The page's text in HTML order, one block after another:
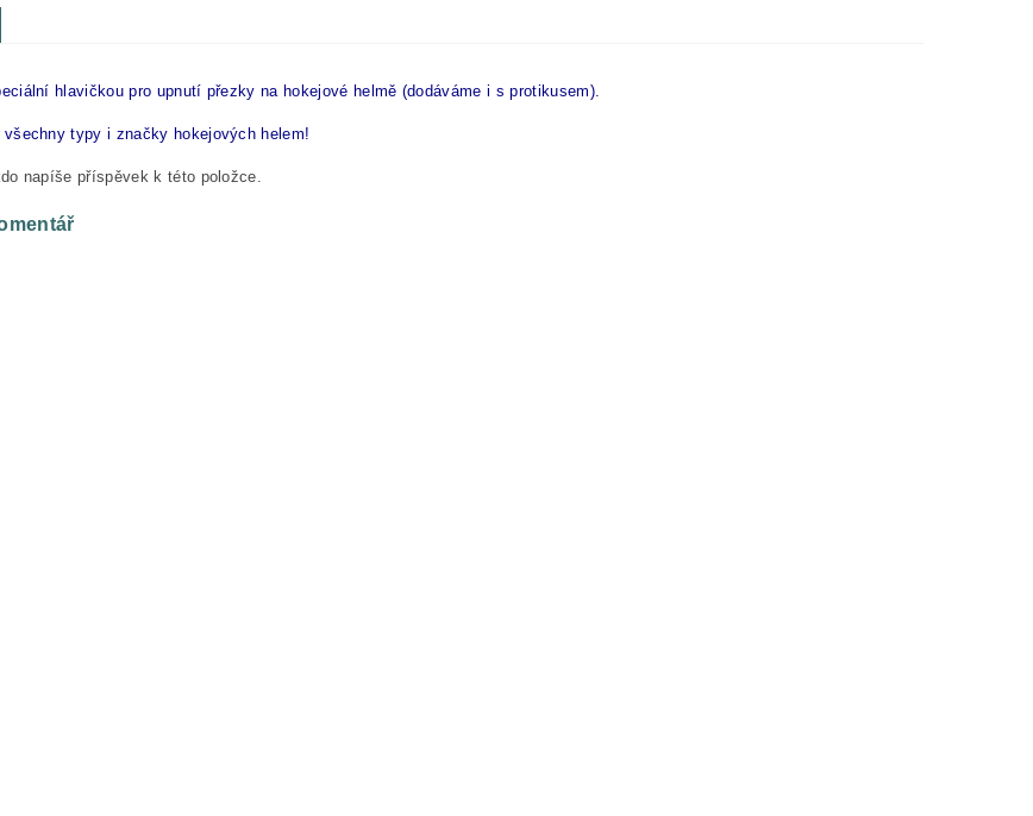
hlavičkou pro upnutí přezky na hokejové helmě (dodáváme i s protikusem).
všechny typy i značky hokejových helem!
napíše příspěvek k této položce.